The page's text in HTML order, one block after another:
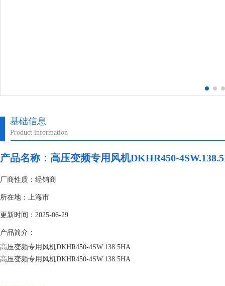
基础信息
Product information
产品名称：高压变频专用风机DKHR450-
厂商性质：经销商
所在地：上海市
更新时间：2025-06-29
产品简介：
高压变频专用风机DKHR450-4SW.138.5HA
高压变频专用风机DKHR450-4SW.138.5HA